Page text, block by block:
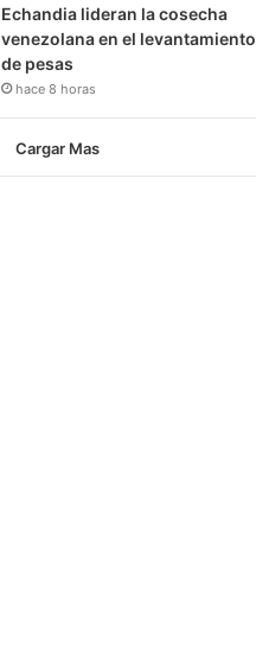
Echandia lideran la cosecha
venezolana en el levantamiento
de pesas
hace 8 horas
Cargar Mas